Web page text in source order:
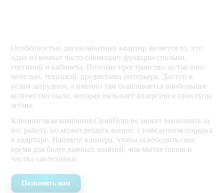
Особенностью двухкомнатных квартир является то, что
одна из комнат часто совмещает функции спальни,
гостиной и кабинета. Поэтому пространство заставлено
мебелью, техникой, предметами интерьера. Доступ к
углам затруднен, а именно там скапливается наибольшее
количество пыли, которая вызывает аллергию и приступы
астмы.
Клининговая компания CleanDom не может выполнять за
вас работу, но может решить вопрос с наведением порядка
в квартире. Наймите клинера, чтобы освободить свое
время для более важных занятий, чем мытье полов и
чистка сантехники.
Позвонить нам